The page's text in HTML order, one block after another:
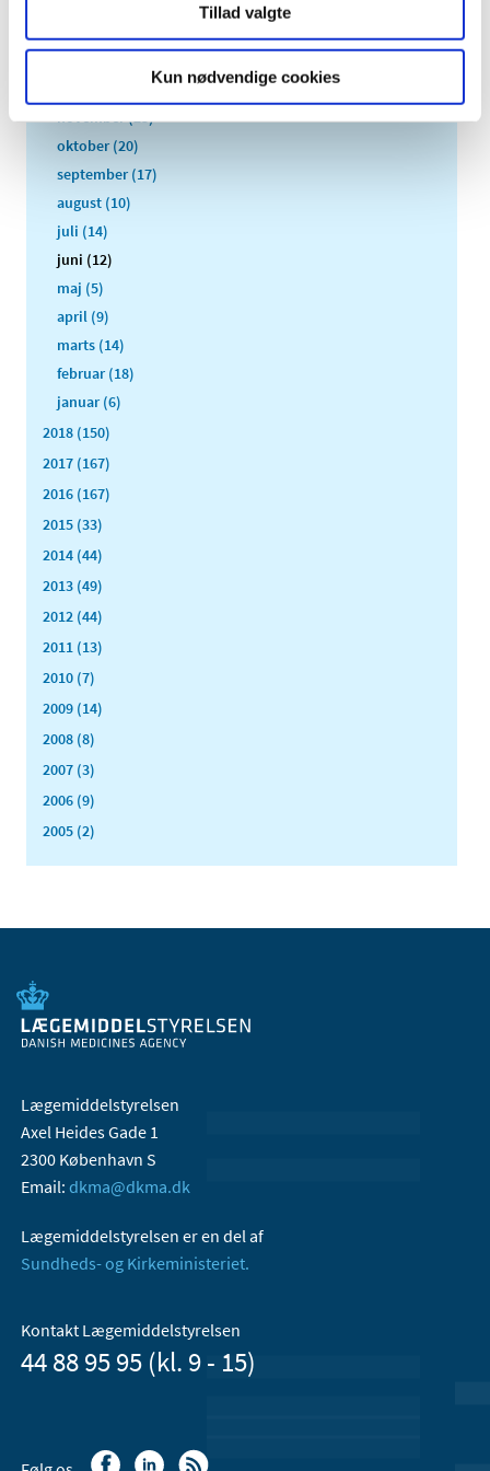
Tillad valgte
Kun nødvendige cookies
november (23)
oktober (20)
september (17)
august (10)
juli (14)
juni (12)
maj (5)
april (9)
marts (14)
februar (18)
januar (6)
2018 (150)
2017 (167)
2016 (167)
2015 (33)
2014 (44)
2013 (49)
2012 (44)
2011 (13)
2010 (7)
2009 (14)
2008 (8)
2007 (3)
2006 (9)
2005 (2)
Lægemiddelstyrelsen
Axel Heides Gade 1
2300 København S
Email: dkma@dkma.dk
Lægemiddelstyrelsen er en del af
Sundheds- og Kirkeministeriet.
Kontakt Lægemiddelstyrelsen
44 88 95 95 (kl. 9 - 15)